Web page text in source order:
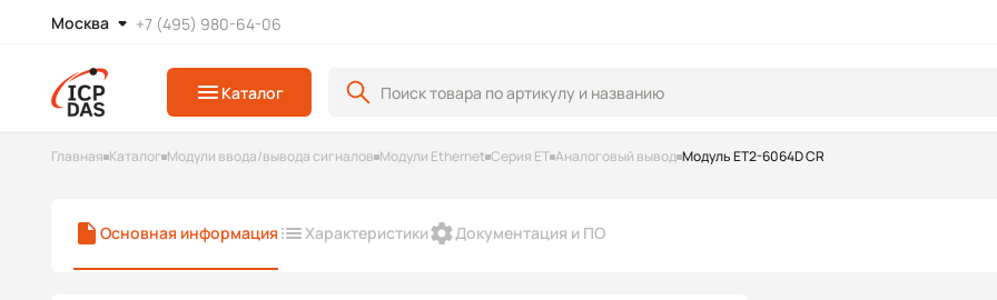
Москва +7 (495) 980-64-06
Каталог
Главная Каталог Модули ввода/вывода сигналов Модули Ethernet Серия ET Аналоговый вывод Модуль ET2-6064D CR
Основная информация Характеристики Документация и ПО